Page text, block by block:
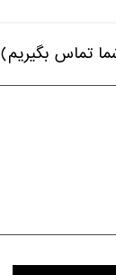
تماس بگیریم)